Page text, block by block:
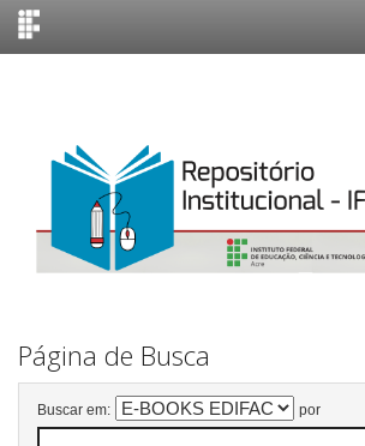
Página de Busca
Buscar em: por